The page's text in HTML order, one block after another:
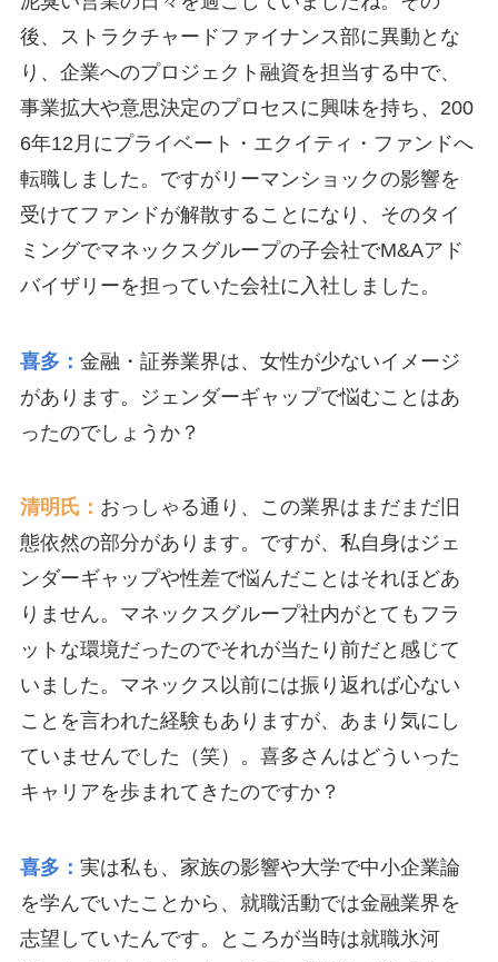
後、ストラクチャードファイナンス部に異動とな
り、企業へのプロジェクト融資を担当する中で、
事業拡大や意思決定のプロセスに興味を持ち、200
6年12月にプライベート・エクイティ・ファンドへ
転職しました。ですがリーマンショックの影響を
受けてファンドが解散することになり、そのタイ
ミングでマネックスグループの子会社でM&Aアド
バイザリーを担っていた会社に入社しました。
喜多： 金融・証券業界は、女性が少ないイメージ
があります。ジェンダーギャップで悩むことはあ
ったのでしょうか？
清明氏： おっしゃる通り、この業界はまだまだ旧
態依然の部分があります。ですが、私自身はジェ
ンダーギャップや性差で悩んだことはそれほどあ
りません。マネックスグループ社内がとてもフラ
ットな環境だったのでそれが当たり前だと感じて
いました。マネックス以前には振り返れば心ない
ことを言われた経験もありますが、あまり気にし
ていませんでした（笑）。喜多さんはどういった
キャリアを歩まれてきたのですか？
喜多： 実は私も、家族の影響や大学で中小企業論
を学んでいたことから、就職活動では金融業界を
志望していたんです。ところが当時は就職氷河